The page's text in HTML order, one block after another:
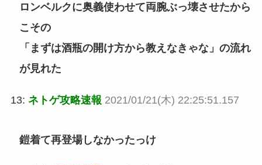
ロンベルクに奥義使わせて両腕ぶっ壊させたから
こその
「まずは酒瓶の開け方から教えなきゃな」の流れ
が見れた
13: ネトゲ攻略速報 2021/01/21(木) 22:25:51.157
鎧着て再登場しなかったっけ